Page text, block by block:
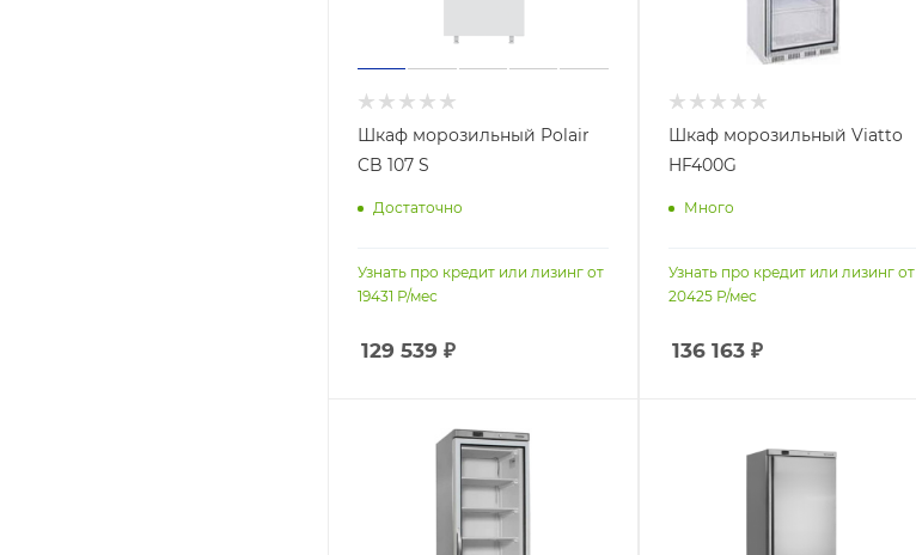
Шкаф морозильный Polair
CB 107 S
Достаточно
Узнать про кредит или лизинг от
19431 Р/мес
129 539 ₽
Шкаф морозильный Viatto
HF400G
Много
Узнать про кредит или лизинг от
20425Р/мес
136 163₽